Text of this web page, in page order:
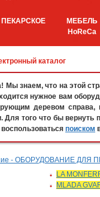
ПЕКАРСКОЕ
МЕБЕЛЬ
HoReCa
каталог
знаем, что на этой
нужное вам
деревом
того что бы вернуть
поиском
- ОБОРУДОВАНИЕ
LA
MLADA